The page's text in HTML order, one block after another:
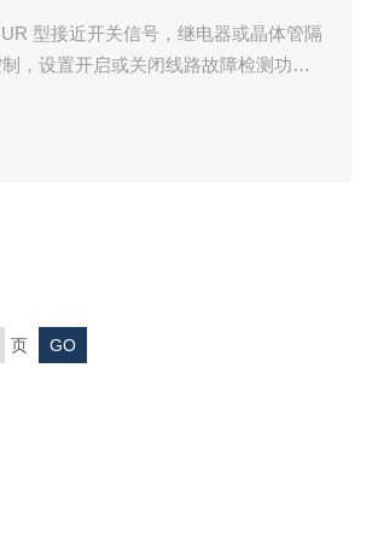
型接近开关信号，继电器或晶体管隔
，设置开启或关闭线路故障检测功
页